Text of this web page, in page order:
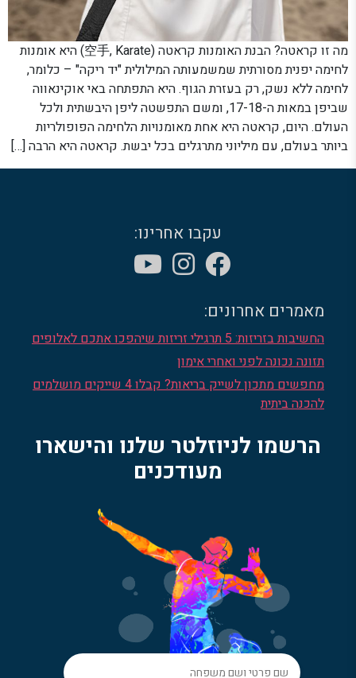
מה זו קראטה? הבנת האומנות קראטה (空手, Karate) היא אומנות
לחימה יפנית מסורתית שמשמעותה המילולית "יד ריקה" – כלומר,
לחימה ללא נשק, רק בעזרת הגוף. היא התפתחה באי אוקינאווה
שביפן במאות ה-17-18, ומשם התפשטה ליפן היבשתית ולכל
העולם. היום, קראטה היא אחת מאומנויות הלחימה הפופולריות
ביותר בעולם, עם מיליוני מתרגלים בכל יבשת. קראטה היא הרבה […]
עקבו אחרינו:
מאמרים אחרונים:
החשיבות בזריזות: 5 תרגילי זריזות שיהפכו אתכם לאלופים
תזונה נכונה לפני ואחרי אימון
מחפשים מתכון לשייק בריאות? קבלו 4 שייקים מושלמים
להכנה ביתית
הרשמו לניוזלטר שלנו והישארו
מעודכנים